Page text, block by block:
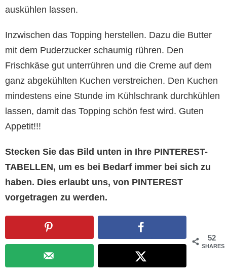
auskühlen lassen.
Inzwischen das Topping herstellen. Dazu die Butter
mit dem Puderzucker schaumig rühren. Den
Frischkäse gut unterrühren und die Creme auf dem
ganz abgekühlten Kuchen verstreichen. Den Kuchen
mindestens eine Stunde im Kühlschrank durchkühlen
lassen, damit das Topping schön fest wird. Guten
Appetit!!!
Stecken Sie das Bild unten in Ihre PINTEREST-
TABELLEN, um es bei Bedarf immer bei sich zu
haben. Dies erlaubt uns, von PINTEREST
vorgetragen zu werden.
52
SHARES